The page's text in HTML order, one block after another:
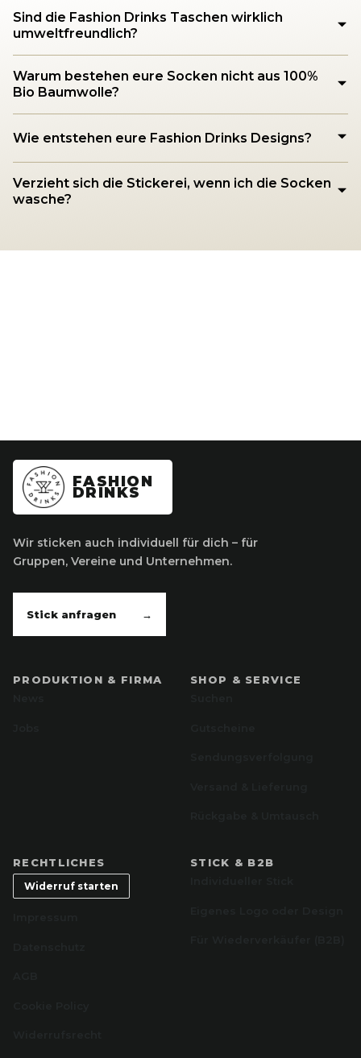
Sind die Fashion Drinks Taschen wirklich
umweltfreundlich?
Warum bestehen eure Socken nicht aus 100%
Bio Baumwolle?
Wie entstehen eure Fashion Drinks Designs?
Verzieht sich die Stickerei, wenn ich die Socken
wasche?
FASHION
DRINKS
Wir sticken auch individuell für dich – für
Gruppen, Vereine und Unternehmen.
Stick anfragen →
PRODUKTION & FIRMA
SHOP & SERVICE
RECHTLICHES
Widerruf starten
STICK & B2B